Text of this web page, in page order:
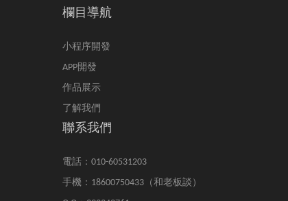
欄目導航
小程序開發
APP開發
作品展示
了解我們
聯系我們
電話：010-60531203
手機：18600750433（和老板談）